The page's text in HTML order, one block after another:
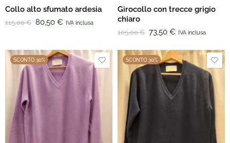
Collo alto sfumato ardesia
115,00€ 80,50 € IVA inclusa
Girocollo con trecce grigio
chiaro
105,00€ 73,50 € IVA inclusa
SCONTO 30% SCONTO 30%